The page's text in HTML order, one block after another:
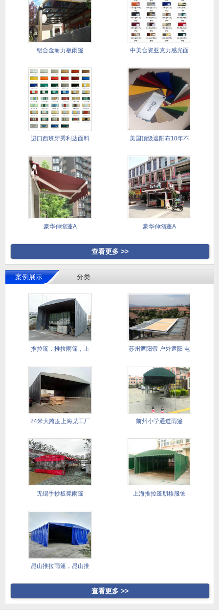
铝合金耐力板雨篷 中美合资亚克力感光面
进口西班牙秀利达面料 美国顶级遮阳布10年不
豪华伸缩蓬A 豪华伸缩蓬A
查看更多 >>
案例展示 分类
推拉篷，推拉雨篷，上 苏州遮阳帘 户外遮阳 电
24米大跨度上海某工厂 前州小学通道雨篷
无锡手抄板凳雨篷 上海推拉篷朋格服饰
昆山推拉雨篷，昆山推
查看更多 >>